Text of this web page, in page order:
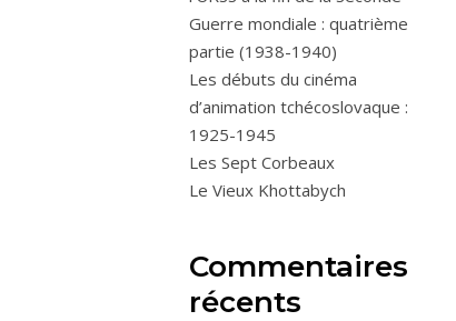
Guerre mondiale : quatrième
partie (1938-1940)
Les débuts du cinéma
d’animation tchécoslovaque :
1925-1945
Les Sept Corbeaux
Le Vieux Khottabych
Commentaires
récents